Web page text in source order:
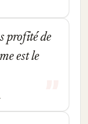
profité de
est le